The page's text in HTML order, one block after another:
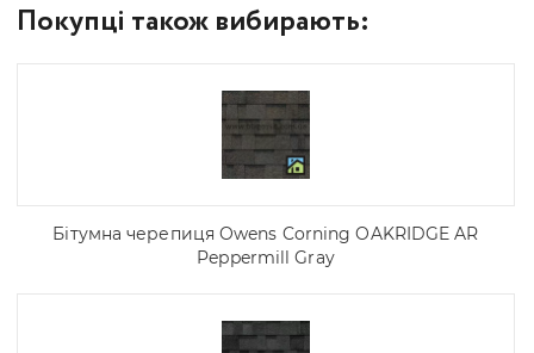
Покупці також вибирають:
Бітумна черепиця Owens Corning OAKRIDGE AR
Peppermill Gray